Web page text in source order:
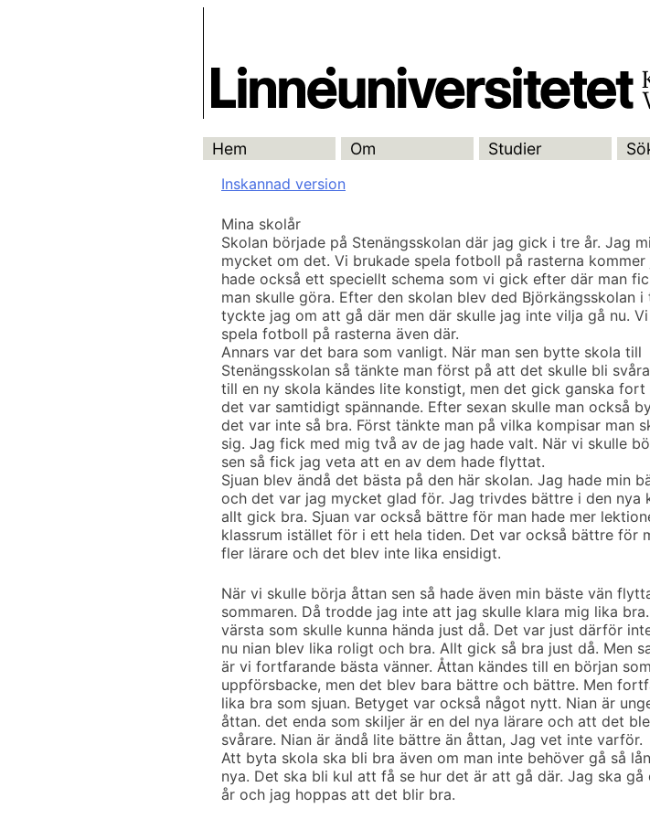
Hem Om Studier
Inskannad version
Mina skolår
Skolan började på Stenängsskolan där jag gick i tre år. Jag
mycket om det. Vi brukade spela fotboll på rasterna kommer
hade också ett speciellt schema som vi gick efter där man
man skulle göra. Efter den skolan blev ded Björkängsskolan i
tyckte jag om att gå där men där skulle jag inte vilja gå nu.
spela fotboll på rasterna även där.
Annars var det bara som vanligt. När man sen bytte skola till
Stenängsskolan så tänkte man först på att det skulle bli
till en ny skola kändes lite konstigt, men det gick ganska
det var samtidigt spännande. Efter sexan skulle man också
det var inte så bra. Först tänkte man på vilka kompisar man
sig. Jag fick med mig två av de jag hade valt. När vi skulle
sen så fick jag veta att en av dem hade flyttat.
Sjuan blev ändå det bästa på den här skolan. Jag hade min
och det var jag mycket glad för. Jag trivdes bättre i den nya
allt gick bra. Sjuan var också bättre för man hade mer
klassrum istället för i ett hela tiden. Det var också bättre för
fler lärare och det blev inte lika ensidigt.
När vi skulle börja åttan sen så hade även min bäste vän
sommaren. Då trodde jag inte att jag skulle klara mig lika
värsta som skulle kunna hända just då. Det var just därför
nu nian blev lika roligt och bra. Allt gick så bra just då. Men
är vi fortfarande bästa vänner. Åttan kändes till en början
uppförsbacke, men det blev bara bättre och bättre. Men
lika bra som sjuan. Betyget var också något nytt. Nian är
åttan. det enda som skiljer är en del nya lärare och att det
svårare. Nian är ändå lite bättre än åttan, Jag vet inte varför.
Att byta skola ska bli bra även om man inte behöver gå så
nya. Det ska bli kul att få se hur det är att gå där. Jag ska gå
år och jag hoppas att det blir bra.